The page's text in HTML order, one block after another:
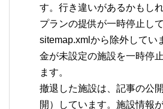
す。行き違いがあるかもしれ
プランの提供が一時停止し
sitemap.xmlから除外してい
金が未設定の施設を一時停
ます。
撤退した施設は、記事の公
開）しています。施設情報